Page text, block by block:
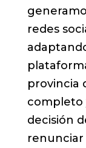
redes
provincia
completo
decisión
renunciar